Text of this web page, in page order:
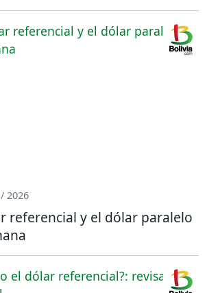
2026
referencial y el dólar paralelo